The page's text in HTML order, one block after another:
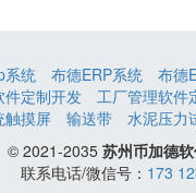
系统 布德ERP系统
布德
件定制开发
工厂管理软件
触摸屏 输送带 水泥压力
© 2021-2035 苏州币加德
联系电话/微信号： 173